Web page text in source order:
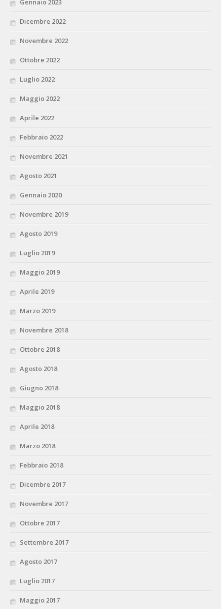
Gennaio 2023
Dicembre 2022
Novembre 2022
Ottobre 2022
Luglio 2022
Maggio 2022
Aprile 2022
Febbraio 2022
Novembre 2021
Agosto 2021
Gennaio 2020
Novembre 2019
Agosto 2019
Luglio 2019
Maggio 2019
Aprile 2019
Marzo 2019
Novembre 2018
Ottobre 2018
Agosto 2018
Giugno 2018
Maggio 2018
Aprile 2018
Marzo 2018
Febbraio 2018
Dicembre 2017
Novembre 2017
Ottobre 2017
Settembre 2017
Agosto 2017
Luglio 2017
Maggio 2017